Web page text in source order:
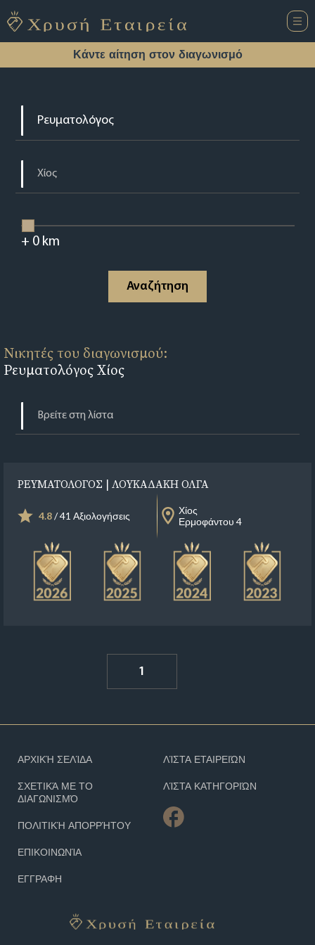
Κάντε αίτηση στον διαγωνισμό
+ 0km
Αναζήτηση
Νικητές του διαγωνισμού:
Ρευματολόγος Χίος
ΡΕΥΜΑΤΟΛΟΓΟΣ | ΛΟΥΚΑΔΑΚΗ ΟΛΓΑ
4.8/ 41 Αξιολογήσεις
Χίος
Ερμοφάντου 4
1
ΑΡΧΙΚΉ ΣΕΛΊΔΑ
ΣΧΕΤΙΚΆ ΜΕ ΤΟ
ΔΙΑΓΩΝΙΣΜΌ
ΠΟΛΙΤΙΚΉ ΑΠΟΡΡΉΤΟΥ
ΕΠΙΚΟΙΝΩΝΊΑ
ΕΓΓΡΑΦΗ
ΛΊΣΤΑ ΕΤΑΙΡΕΙΏΝ
ΛΊΣΤΑ ΚΑΤΗΓΟΡΙΏΝ